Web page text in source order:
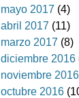
mayo 2017 (4)
abril 2017 (11)
marzo 2017 (8)
diciembre 2016
noviembre 2016
octubre 2016